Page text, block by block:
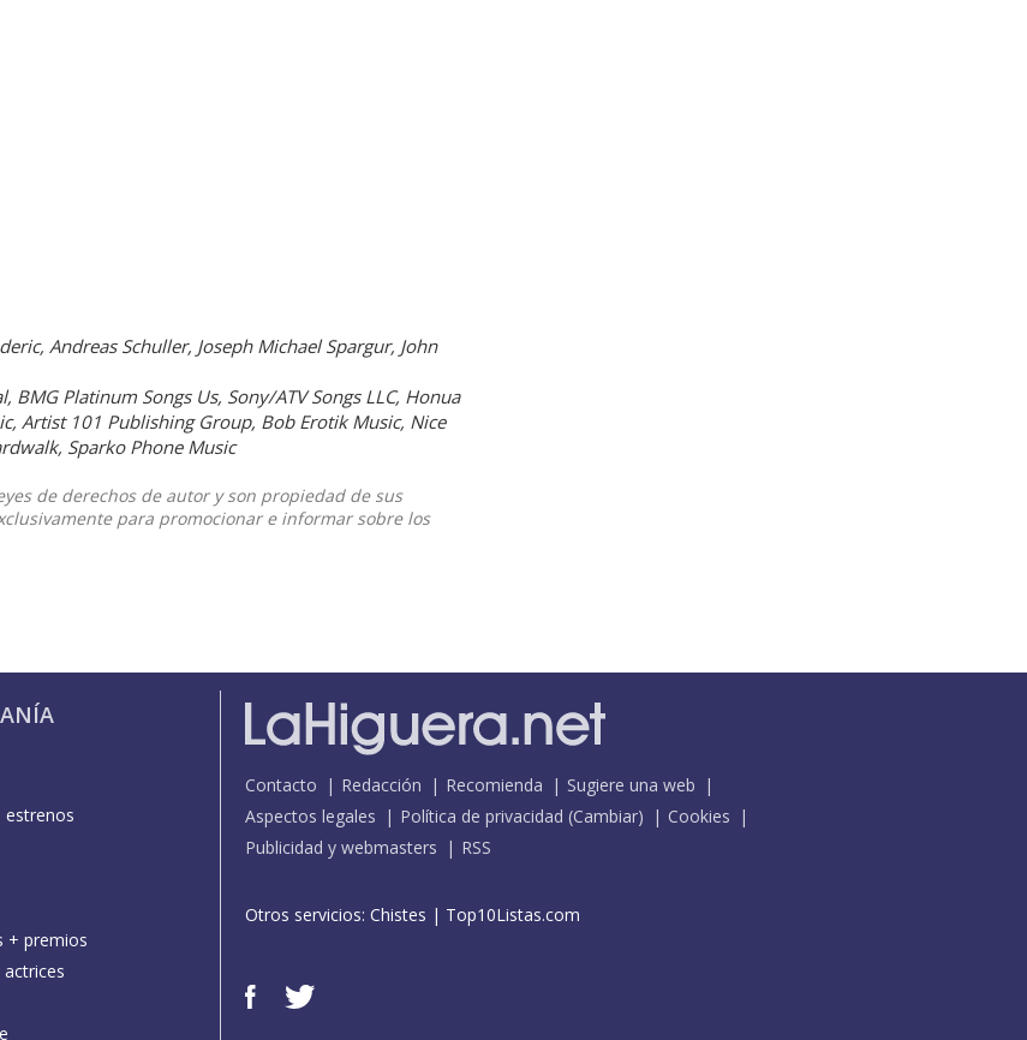
Andreas Schuller, Joseph Michael Spargur, John
Platinum Songs Us, Sony/ATV Songs LLC, Honua
Artist 101 Publishing Group, Bob Erotik Music, Nice
Sparko Phone Music
de derechos de autor y son propiedad de sus
para promocionar e informar sobre los
estrenos
+ premios
Contacto Redacción Recomienda
Sugiere una web
Aspectos legales
Política de privacidad (Cambiar)
Cookies
Publicidad y webmasters
RSS
Otros servicios: Chistes | Top10Listas.com